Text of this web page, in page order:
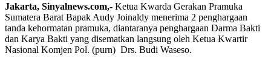
Jakarta, Sinyalnews.com,- Ketua Kwarda Gerakan Pramuka
Sumatera Barat Bapak Audy Joinaldy menerima 2 penghargaan
tanda kehormatan pramuka, diantaranya penghargaan Darma Bakti
dan Karya Bakti yang disematkan langsung oleh Ketua Kwartir
Nasional Komjen Pol. (purn) Drs. Budi Waseso.